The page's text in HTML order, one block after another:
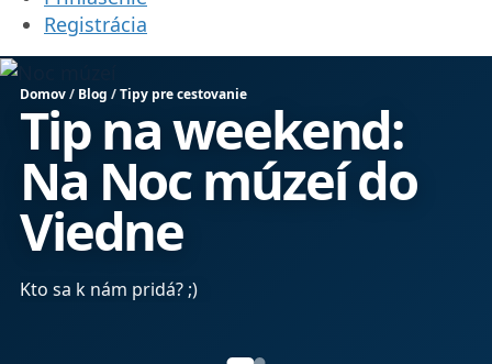
Registrácia
Domov/ Blog /Tipy pre cestovanie
Tip na weekend:
Na Noc múzeí do
Viedne
Kto sa k nám pridá? ;)